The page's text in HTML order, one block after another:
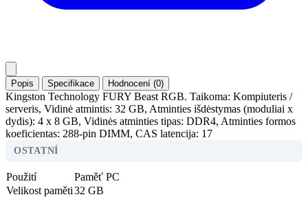
Popis Specifikace Hodnocení (0)
Kingston Technology FURY Beast RGB. Taikoma: Kompiuteris /
serveris, Vidinė atmintis: 32 GB, Atminties išdėstymas (moduliai x
dydis): 4 x 8 GB, Vidinės atminties tipas: DDR4, Atminties formos
koeficientas: 288-pin DIMM, CAS latencija: 17
OSTATNÍ
Použití
Paměť PC
Velikost paměti32 GB